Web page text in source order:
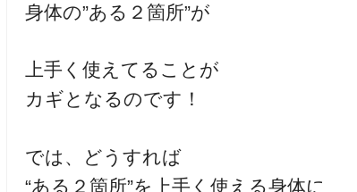
身体の”ある２箇所”が
上手く使えてることが
カギとなるのです！
では、どうすれば
“ある２箇所”を上手く使える身体に